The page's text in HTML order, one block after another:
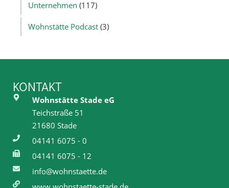
Unternehmen (117)
Wohnstätte Podcast (3)
KONTAKT
Wohnstätte Stade eG
Teichstraße 51
21680 Stade
04141 6075 - 0
04141 6075 - 12
info@wohnstaette.de